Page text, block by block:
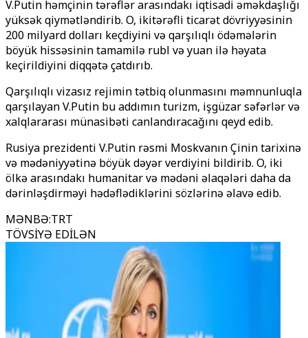
V.Putin həmçinin tərəflər arasındakı iqtisadi əməkdaşlığı
yüksək qiymətləndirib. O, ikitərəfli ticarət dövriyyəsinin
200 milyard dolları keçdiyini və qarşılıqlı ödəmələrin
böyük hissəsinin tamamilə rubl və yuan ilə həyata
keçirildiyini diqqətə çatdırıb.
Qarşılıqlı vizasız rejimin tətbiq olunmasını məmnunluqla
qarşılayan V.Putin bu addımın turizm, işgüzar səfərlər və
xalqlararası münasibəti canlandıracağını qeyd edib.
Rusiya prezidenti V.Putin rəsmi Moskvanın Çinin tarixinə
və mədəniyyətinə böyük dəyər verdiyini bildirib. O, iki
ölkə arasındakı humanitar və mədəni əlaqələri daha da
dərinləşdirməyi hədəflədiklərini sözlərinə əlavə edib.
MƏNBƏ:TRT
TÖVSİYƏ EDİLƏN